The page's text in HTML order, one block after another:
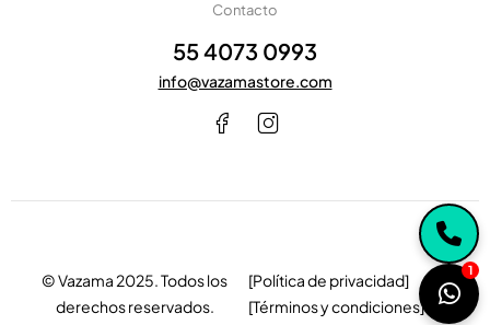
Contacto
55 4073 0993
info@vazamastore.com
© Vazama 2025. Todos los
derechos reservados.
[Política de privacidad]
[Términos y condiciones]
1